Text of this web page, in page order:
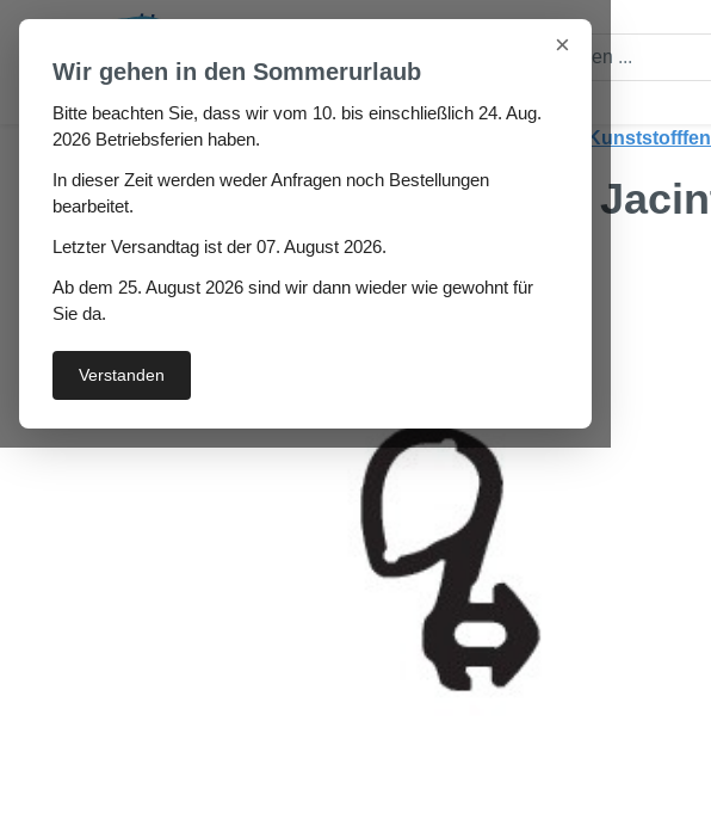
Hauptinhalt springen
Zur Suche springen
Haus Fenster- / Türprofile
Kunststofffensterdichtung
Bildergalerie überspringen
×
Wir gehen in den Sommerurlaub
Bitte beachten Sie, dass wir vom 10. bis einschließlich 24. Aug.
2026 Betriebsferien haben.
In dieser Zeit werden weder Anfragen noch Bestellungen
bearbeitet.
Letzter Versandtag ist der 07. August 2026.
Ab dem 25. August 2026 sind wir dann wieder wie gewohnt für
Sie da.
Verstanden